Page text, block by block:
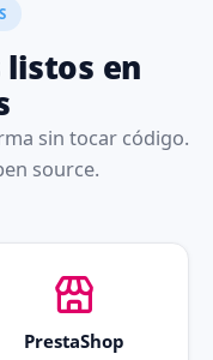
listos en
sin tocar código.
source.
PrestaShop